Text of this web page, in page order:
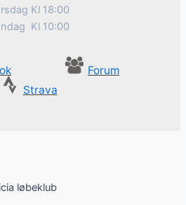
Kl 18:00
Kl 10:00
Forum
Strava
løbeklub